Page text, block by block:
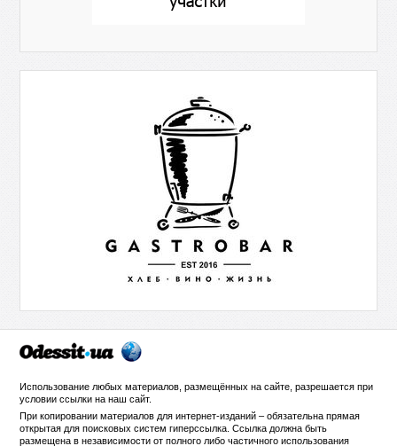
Использование любых материалов, размещённых на сайте, разрешается при
условии ссылки нанаш сайт.
При копировании материалов для интернет-изданий – обязательна прямая
открытая для поисковых систем гиперссылка. Ссылка должна быть
размещена в независимости от полного либо частичного использования